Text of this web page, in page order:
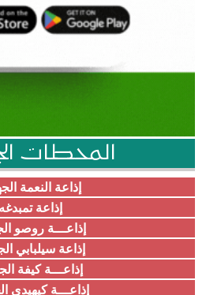
المحطات
إذاعة النعمة
إذاعة تمبدغه
إذاعـــة روصو
إذاعة سيلبابي
إذاعـــة كيفة
إذاعـــة كيهيدي